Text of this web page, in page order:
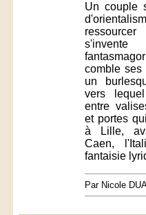
Un couple
comble ses
un
vers
entre
et portes
à Lille,
Caen,
fantaisie
Par Nicole